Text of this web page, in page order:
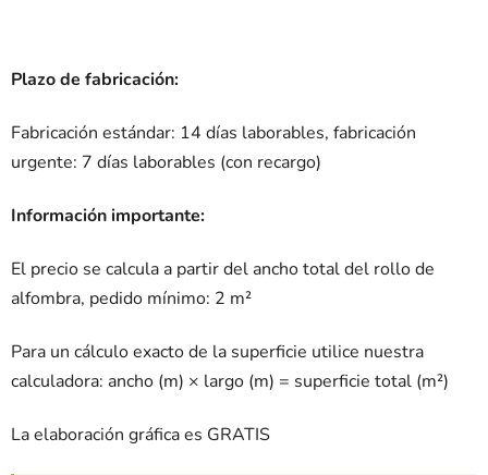
Plazo de fabricación:
Fabricación estándar: 14 días laborables, fabricación
urgente: 7 días laborables (con recargo)
Información importante:
El precio se calcula a partir del ancho total del rollo de
alfombra, pedido mínimo: 2 m²
Para un cálculo exacto de la superficie utilice nuestra
calculadora: ancho (m) × largo (m) = superficie total (m²)
La elaboración gráfica es GRATIS